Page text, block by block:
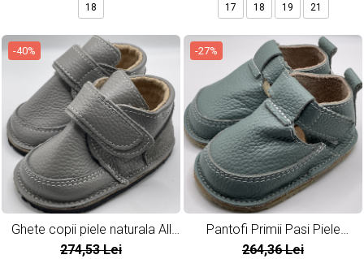
18 17 18 19 21
-40%
Ghete copii piele naturala All
Grey
274,53 Lei
-27%
Pantofi Primii Pasi Piele
Naturala Mint
264,36 Lei